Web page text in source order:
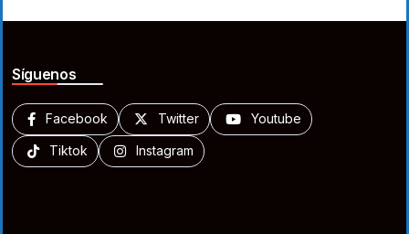
Síguenos
Facebook Twitter Youtube
Tiktok Instagram